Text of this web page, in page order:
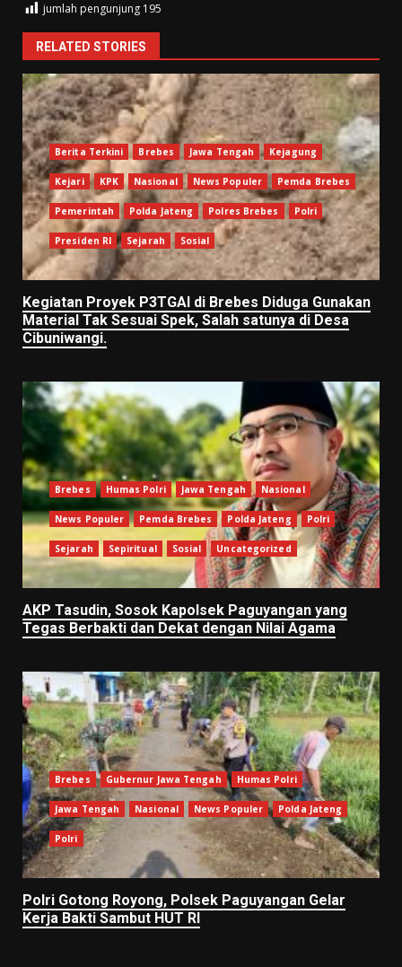
jumlah pengunjung 195
RELATED STORIES
Berita Terkini Brebes Jawa Tengah Kejagung
Kejari KPK Nasional News Populer Pemda Brebes
Pemerintah Polda Jateng Polres Brebes Polri
Presiden RI Sejarah Sosial
Kegiatan Proyek P3TGAI di Brebes Diduga Gunakan
Material Tak Sesuai Spek, Salah satunya di Desa
Cibuniwangi.
Brebes Humas Polri Jawa Tengah Nasional
News Populer Pemda Brebes Polda Jateng Polri
Sejarah Sepiritual Sosial Uncategorized
AKP Tasudin, Sosok Kapolsek Paguyangan yang
Tegas Berbakti dan Dekat dengan Nilai Agama
Brebes Gubernur Jawa Tengah Humas Polri
Jawa Tengah Nasional News Populer Polda Jateng
Polri
Polri Gotong Royong, Polsek Paguyangan Gelar
Kerja Bakti Sambut HUT RI